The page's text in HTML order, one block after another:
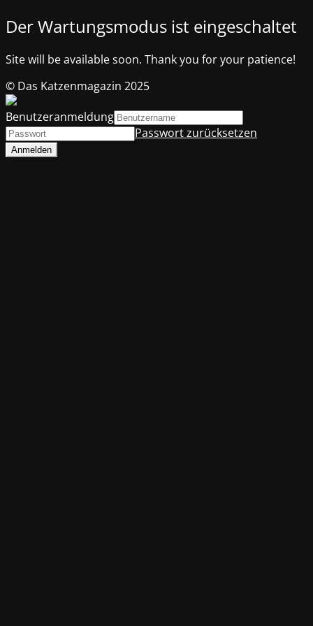
Der Wartungsmodus ist eingeschaltet
Site will be available soon. Thank you for your patience!
© Das Katzenmagazin 2025
Benutzeranmeldung
Passwort zurücksetzen